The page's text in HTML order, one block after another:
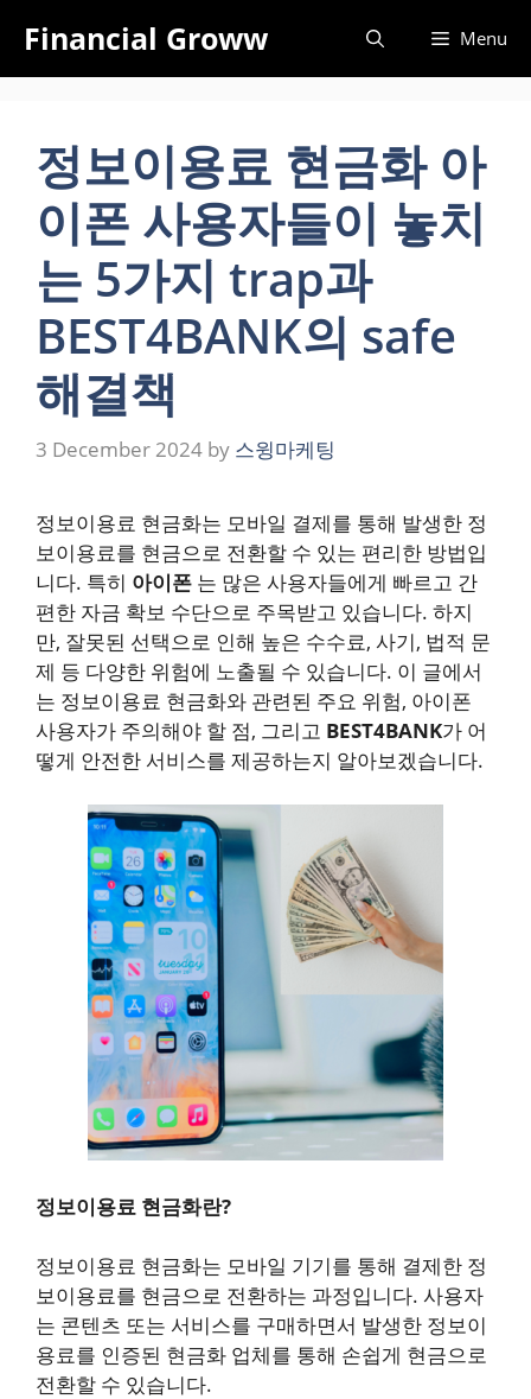
content
Financial Groww Menu
정보이용료 현금화 아
이폰 사용자들이 놓치
는 5가지 trap과
BEST4BANK의 safe
해결책
3 December 2024 by 스윙마케팅
정보이용료 현금화는 모바일 결제를 통해 발생한 정
보이용료를 현금으로 전환할 수 있는 편리한 방법입
니다. 특히 아이폰 는 많은 사용자들에게 빠르고 간
편한 자금 확보 수단으로 주목받고 있습니다. 하지
만, 잘못된 선택으로 인해 높은 수수료, 사기, 법적 문
제 등 다양한 위험에 노출될 수 있습니다. 이 글에서
는 정보이용료 현금화와 관련된 주요 위험, 아이폰
사용자가 주의해야 할 점, 그리고 BEST4BANK가 어
떻게 안전한 서비스를 제공하는지 알아보겠습니다.
정보이용료 현금화란?
정보이용료 현금화는 모바일 기기를 통해 결제한 정
보이용료를 현금으로 전환하는 과정입니다. 사용자
는 콘텐츠 또는 서비스를 구매하면서 발생한 정보이
용료를 인증된 현금화 업체를 통해 손쉽게 현금으로
전환할 수 있습니다.